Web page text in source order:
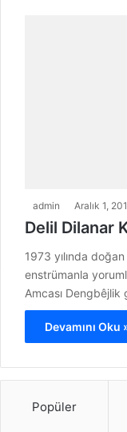
admin Aralık 1,
Delil Dilanar
1973 yılında
enstrümanla
Amcası
Devamını Oku
Popüler